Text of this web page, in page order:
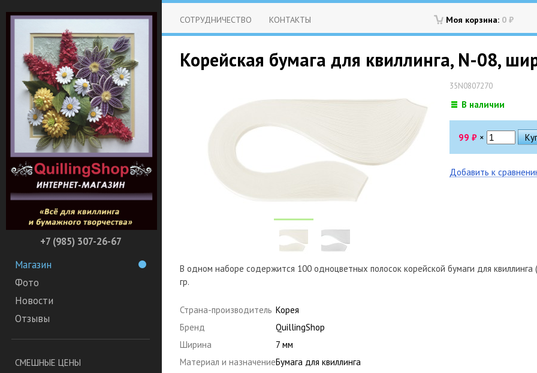
+7 (985) 307-26-67
Магазин
Фото
Новости
Отзывы
СМЕШНЫЕ ЦЕНЫ
Моя корзина: 0 ₽
СОТРУДНИЧЕСТВО КОНТАКТЫ
Корейская бумага для квиллинга, N-08,
35N0807270
В наличии
99 ₽ ×
Добавить к
В одном наборе содержится 100 одноцветных полосок корейской бумаги для квиллинга
гр.
Страна-производитель Корея
Бренд
QuillingShop
Ширина
7 мм
Материал и назначениеБумага для квиллинга